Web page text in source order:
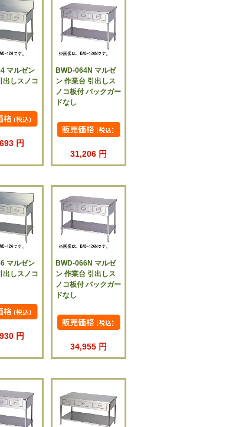
マルゼン
出しスノコ
円
BWD-064N マルゼ
ン 作業台 引出しス
ノコ板付 バックガー
ドなし
31,206 円
マルゼン
出しスノコ
円
BWD-066N マルゼ
ン 作業台 引出しス
ノコ板付 バックガー
ドなし
34,955 円